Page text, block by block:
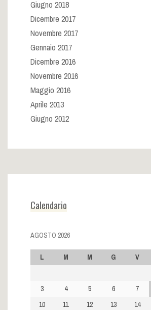
Giugno 2018
Dicembre 2017
Novembre 2017
Gennaio 2017
Dicembre 2016
Novembre 2016
Maggio 2016
Aprile 2013
Giugno 2012
Calendario
AGOSTO 2026
L M M G V
3
4 5 6 7
10
11 12 13 14